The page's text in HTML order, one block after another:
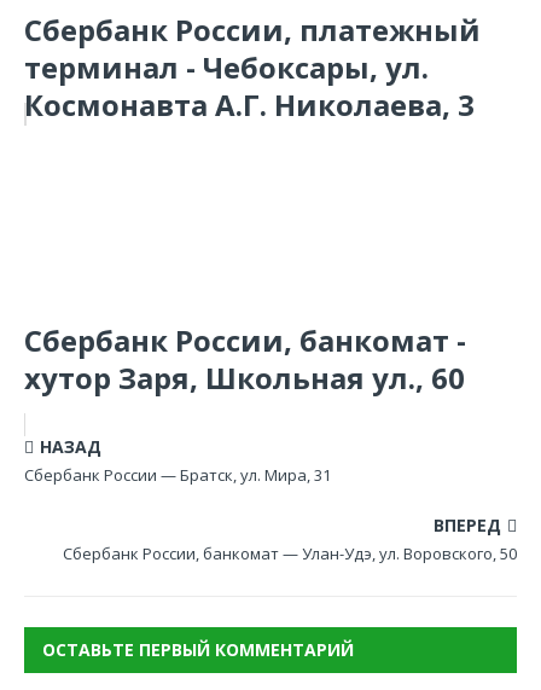
Сбербанк России, платежный
терминал - Чебоксары, ул.
Космонавта А.Г. Николаева, 3
Сбербанк России, банкомат -
хутор Заря, Школьная ул., 60
НАЗАД
Сбербанк России — Братск, ул. Мира, 31
ВПЕРЕД
Сбербанк России, банкомат — Улан-Удэ, ул. Воровского, 50
ОСТАВЬТЕ ПЕРВЫЙ КОММЕНТАРИЙ